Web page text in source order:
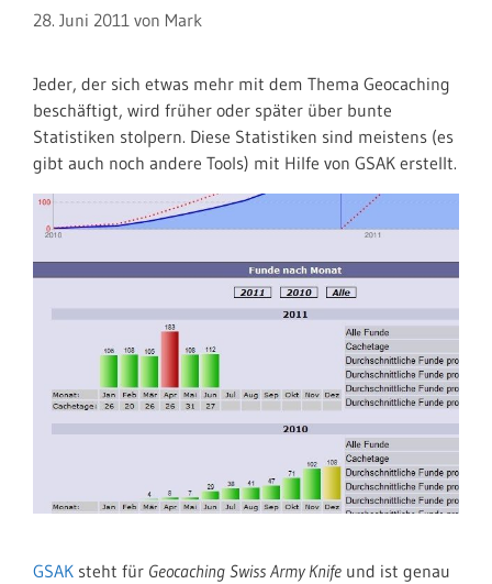
28. Juni 2011 von Mark
Jeder, der sich etwas mehr mit dem Thema Geocaching
beschäftigt, wird früher oder später über bunte
Statistiken stolpern. Diese Statistiken sind meistens (es
gibt auch noch andere Tools) mit Hilfe von GSAK erstellt.
GSAK steht für Geocaching Swiss Army Knife und ist genau